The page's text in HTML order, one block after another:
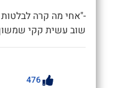
-"אחי מה קרה
שוב עשית קקי
476